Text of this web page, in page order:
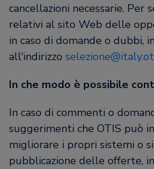
cancellazioni necessarie. Per
relativi al sito Web delle
in caso di domande o dubbi,
all'indirizzo
In che modo è possibile
In caso di commenti o
suggerimenti che OTIS può
migliorare i propri sistemi o
pubblicazione delle offerte,